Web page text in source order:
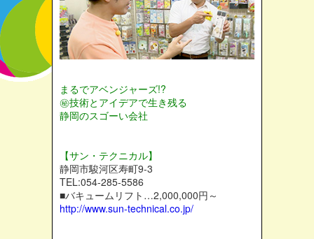
まるでアベンジャーズ!?
㊙技術とアイデアで生き残る
静岡のスゴーい会社
【サン・テクニカル】
静岡市駿河区寿町9-3
TEL:054-285-5586
■バキュームリフト…2,000,000円～
http://www.sun-technical.co.jp/